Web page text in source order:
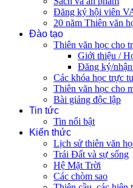
Đăng ký hội viên
20 năm Thiên văn
Đào tạo
Thiên văn học cho
Giới thiệu /
Đăng ký/
Các khóa học trực
Thiên văn học cho
Bài giảng độc lập
Tin tức
Tin nổi bật
Kiến thức
Lịch sử thiên văn
Trái Đất và sự sống
Hệ Mặt Trời
Các chòm sao